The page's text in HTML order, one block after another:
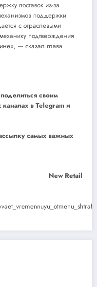
поставок из-за
поддержки
с отраслевыми
подтверждения
— сказал глава
своим
в Telegram и
самых важных
New Retail